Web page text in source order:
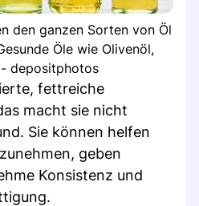
den ganzen Sorten von Öl
Öle wie Olivenöl,
- depositphotos
fettreiche
macht sie nicht
Sie können helfen
geben
Konsistenz und